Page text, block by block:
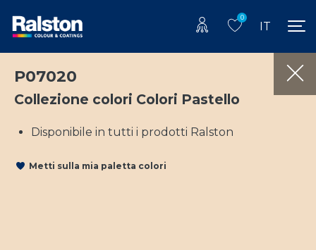
0
IT
P07020
Collezione colori Colori Pastello
Disponibile in tutti i prodotti Ralston
Metti sulla mia paletta colori